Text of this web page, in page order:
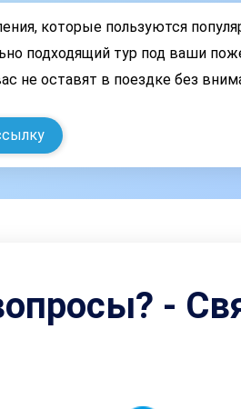
которые пользуются
подходящий тур под ваши
не оставят в поездке без
-